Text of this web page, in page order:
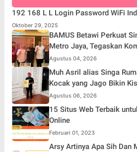
192 168 L L Login Password WiFi
Oktober 29, 2025
BAMUS Betawi Perkuat
Metro Jaya, Tegaskan
Jakarta Aman, Damai, dan
ke-81 Republik Indonesia
Agustus 04, 2026
Muh Asril alias Singa
Kocak yang Jago Bikin
Jadi Hiburan
Agustus 06, 2026
15 Situs Web Terbaik
Online
Februari 01, 2023
Arsy Artinya Apa Sih Dan